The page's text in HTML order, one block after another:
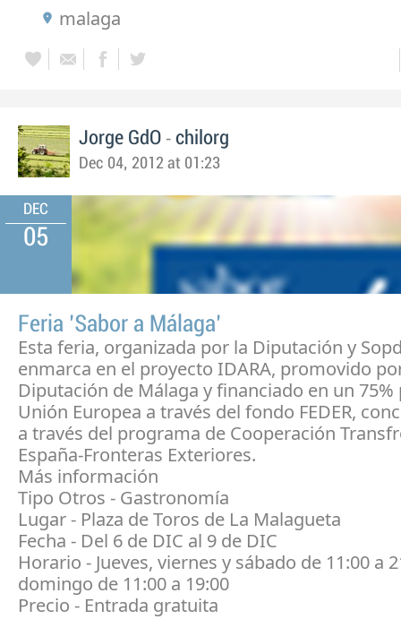
malaga
Jorge GdO - chilorg
Dec 04, 2012 at 01:23
DEC
05
Feria 'Sabor a Málaga'
Esta feria, organizada por la Diputación y
enmarca en el proyecto IDARA, promovido
Diputación de Málaga y financiado en un 75%
Unión Europea a través del fondo FEDER,
a través del programa de Cooperación
España-Fronteras Exteriores.
Más información
Tipo Otros - Gastronomía
Lugar - Plaza de Toros de La Malagueta
Fecha - Del 6 de DIC al 9 de DIC
Horario - Jueves, viernes y sábado de 11:00 a
domingo de 11:00 a 19:00
Precio - Entrada gratuita